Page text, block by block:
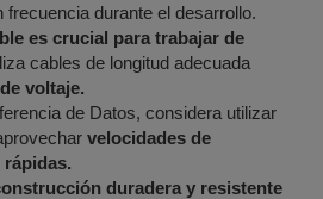
frecuencia durante el desarrollo.
es crucial para trabajar de
cables de longitud adecuada
voltaje.
de Datos, considera utilizar
velocidades de
duradera y resistente